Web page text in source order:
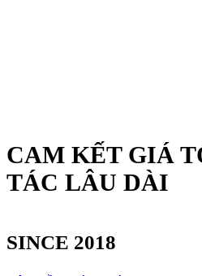
CAM KẾT GIÁ
TÁC LÂU DÀI
SINCE 2018